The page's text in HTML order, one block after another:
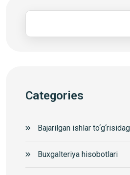
Categories
Bajarilgan ishlar
Buxgalteriya hisobotlari